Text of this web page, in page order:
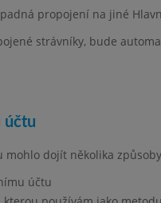
propojení na jiné
strávníky, bude
účtu
dojít několika
účtu